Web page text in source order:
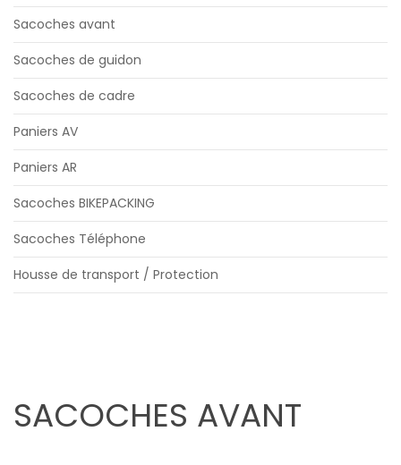
Sacoches avant
Sacoches de guidon
Sacoches de cadre
Paniers AV
Paniers AR
Sacoches BIKEPACKING
Sacoches Téléphone
Housse de transport / Protection
SACOCHES AVANT